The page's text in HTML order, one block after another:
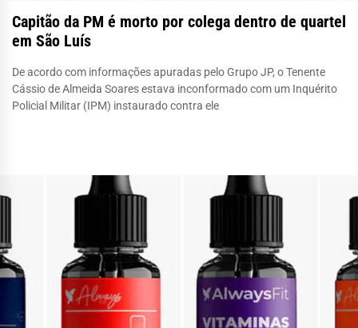
Capitão da PM é morto por colega dentro de quartel
em São Luís
De acordo com informações apuradas pelo Grupo JP, o Tenente
Cássio de Almeida Soares estava inconformado com um Inquérito
Policial Militar (IPM) instaurado contra ele